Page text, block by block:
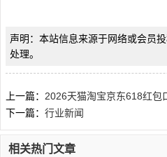
声明：本站信息来源于网络或会员
处理。
上一篇： 2026天猫淘宝京东618红包
下一篇： 行业新闻
相关热门文章